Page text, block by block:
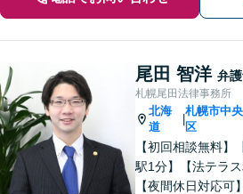
尾田 智洋 弁
札幌尾田法律事務所
北海
道
|
札幌市中央
区
【初回相談無料】
駅1分】【法テラス
【夜間休日対応可